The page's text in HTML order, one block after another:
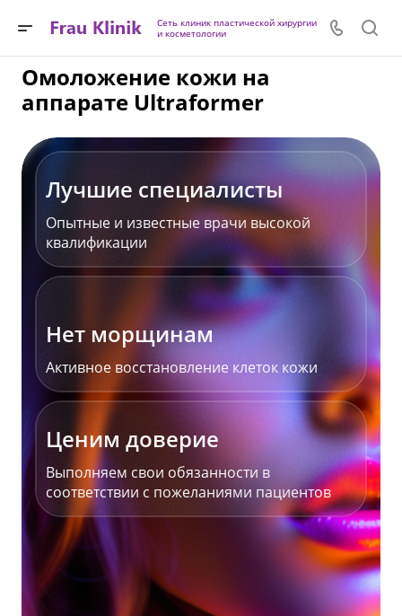
Сеть клиник пластической хирургии
и косметологии
Омоложение кожи на
аппарате Ultraformer
Лучшие специалисты
Опытные и известные врачи высокой
квалификации
Нет морщинам
Активное восстановление клеток кожи
Ценим доверие
Выполняем свои обязанности в
соответствии с пожеланиями пациентов